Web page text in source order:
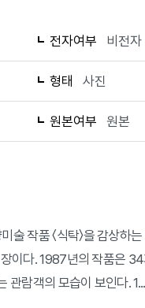
전자여부 비전자
형태 사진
원본여부 원본
작품 〈식탁〉을 감상하
이다. 1987년의 작품은
관람객의 모습이 보인다. 1...